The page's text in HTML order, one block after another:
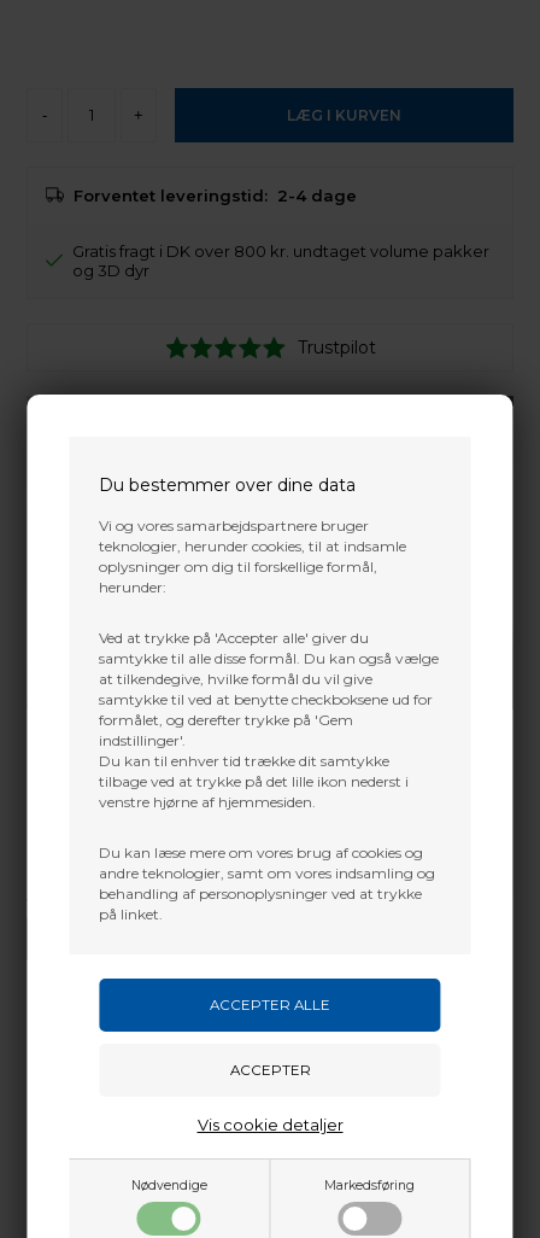
Du bestemmer over dine data
Vi og vores samarbejdspartnere bruger
teknologier, herunder cookies, til at indsamle
oplysninger om dig til forskellige formål,
herunder:
Ved at trykke på 'Accepter alle' giver du
samtykke til alle disse formål. Du kan også vælge
at tilkendegive, hvilke formål du vil give
samtykke til ved at benytte checkboksene ud for
formålet, og derefter trykke på 'Gem
indstillinger'.
Du kan til enhver tid trække dit samtykke
tilbage ved at trykke på det lille ikon nederst i
venstre hjørne af hjemmesiden.
Du kan læse mere om vores brug af cookies og
andre teknologier, samt om vores indsamling og
behandling af personoplysninger ved at trykke
på linket.
Nødvendige Markedsføring
Vis cookie detaljer
- +
Forventet leveringstid: 2-4 dage
Gratis fragt i DK over 800 kr. undtaget volume pakker
og 3D dyr
Trustpilot
martin@baldurs-archery.dk
+45 9718 3356
Vi gør vores bedste for at besvare alle henvendelser indenfor 24 timer.
Filt der monteres på Ultra Rest Drop ned hylder
Dette passer godt sammen.